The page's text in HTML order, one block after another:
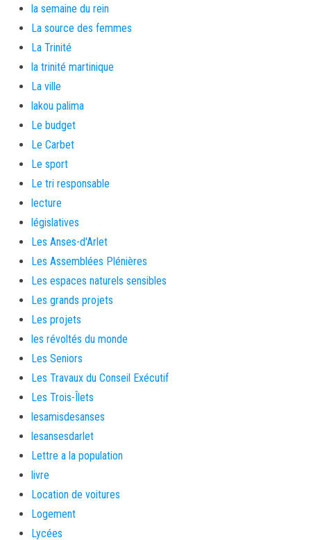
la semaine du rein
La source des femmes
La Trinité
la trinité martinique
La ville
lakou palima
Le budget
Le Carbet
Le sport
Le tri responsable
lecture
législatives
Les Anses-d'Arlet
Les Assemblées Plénières
Les espaces naturels sensibles
Les grands projets
Les projets
les révoltés du monde
Les Seniors
Les Travaux du Conseil Exécutif
Les Trois-Îlets
lesamisdesanses
lesansesdarlet
Lettre a la population
livre
Location de voitures
Logement
Lycées